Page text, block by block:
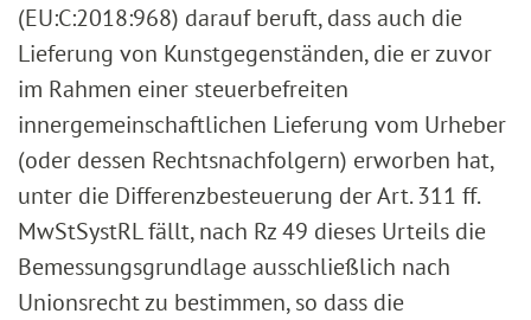
(EU:C:2018:968) darauf beruft, dass auch die
Lieferung von Kunstgegenständen, die er zuvor
im Rahmen einer steuerbefreiten
innergemeinschaftlichen Lieferung vom Urheber
(oder dessen Rechtsnachfolgern) erworben hat,
unter die Differenzbesteuerung der Art. 311 ff.
MwStSystRL fällt, nach Rz 49 dieses Urteils die
Bemessungsgrundlage ausschließlich nach
Unionsrecht zu bestimmen, so dass die